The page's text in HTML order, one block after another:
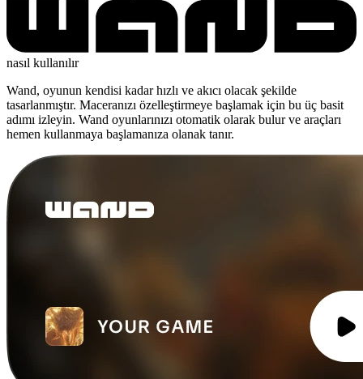
nasıl kullanılır
Wand, oyunun kendisi kadar hızlı ve akıcı olacak şekilde
tasarlanmıştır. Maceranızı özelleştirmeye başlamak için bu üç basit
adımı izleyin. Wand oyunlarınızı otomatik olarak bulur ve araçları
hemen kullanmaya başlamanıza olanak tanır.